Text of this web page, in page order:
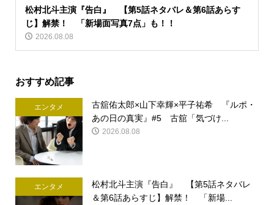
松村北斗主演『告白』 【第5話ネタバレ＆第6話あらす
じ】解禁！ 「新場面写真7点」も！！
2026.08.08
おすすめ記事
エンタメ
古舘佑太郎×山下幸輝×平子祐希 『ルポ・
あの日の真実』#5 古舘「気づけ...
2026.08.08
エンタメ
松村北斗主演『告白』 【第5話ネタバレ
＆第6話あらすじ】解禁！ 「新場...